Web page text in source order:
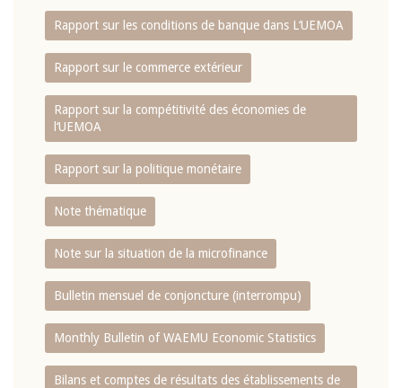
Rapport sur les conditions de banque dans L‘UEMOA
Rapport sur le commerce extérieur
Rapport sur la compétitivité des économies de
l‘UEMOA
Rapport sur la politique monétaire
Note thématique
Note sur la situation de la microfinance
Bulletin mensuel de conjoncture (interrompu)
Monthly Bulletin of WAEMU Economic Statistics
Bilans et comptes de résultats des établissements de